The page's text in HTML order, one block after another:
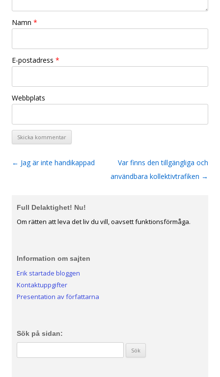
Namn *
E-postadress *
Webbplats
Inläggsnavigering
← Jag är inte handikappad
Var finns den tillgängliga och
användbara kollektivtrafiken →
Full Delaktighet! Nu!
Om rätten att leva det liv du vill, oavsett funktionsförmåga.
Information om sajten
Erik startade bloggen
Kontaktuppgifter
Presentation av författarna
Sök på sidan: